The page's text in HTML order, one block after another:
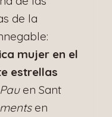
de la
mujer en el
estrellas
en Sant
en